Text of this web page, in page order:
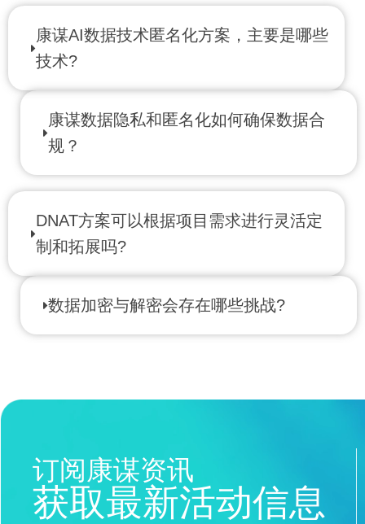
康谋AI数据技术匿名化方案，主要是哪些
技术?
康谋数据隐私和匿名化如何确保数据合
规？
DNAT方案可以根据项目需求进行灵活定
制和拓展吗?
数据加密与解密会存在哪些挑战?
订阅康谋资讯
获取最新活动信息